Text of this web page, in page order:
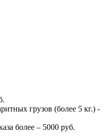
грузов (более 5 кг.) -
более – 5000 руб.